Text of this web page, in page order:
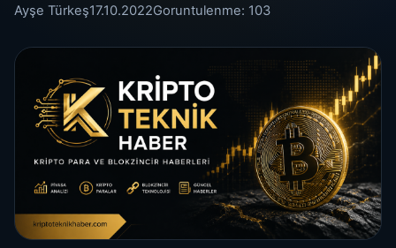
Ayşe Türkeş17.10.2022Goruntulenme: 103